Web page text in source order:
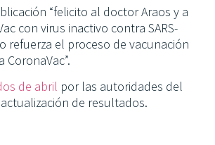
“felicito al doctor Araos y a
con virus inactivo contra SARS-
refuerza el proceso de vacunación
de abril por las autoridades del
de resultados.